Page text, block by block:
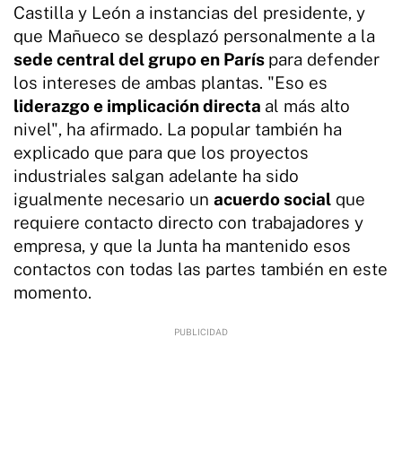
Castilla y León a instancias del presidente, y
que Mañueco se desplazó personalmente a la
sede central del grupo en París para defender
los intereses de ambas plantas. "Eso es
liderazgo e implicación directa al más alto
nivel", ha afirmado. La popular también ha
explicado que para que los proyectos
industriales salgan adelante ha sido
igualmente necesario un acuerdo social que
requiere contacto directo con trabajadores y
empresa, y que la Junta ha mantenido esos
contactos con todas las partes también en este
momento.